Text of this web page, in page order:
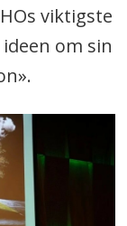
viktigste
om sin